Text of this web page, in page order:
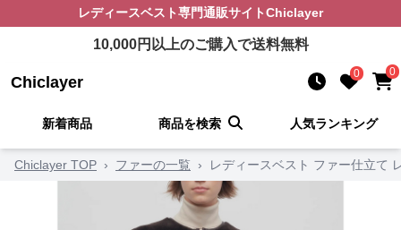
レディースベスト専門通販サイトChiclayer
10,000円以上のご購入で送料無料
Chiclayer 0 0
新着商品 商品を検索 人気ランキング
Chiclayer TOP › ファーの一覧 › レディースベスト ファー仕立て